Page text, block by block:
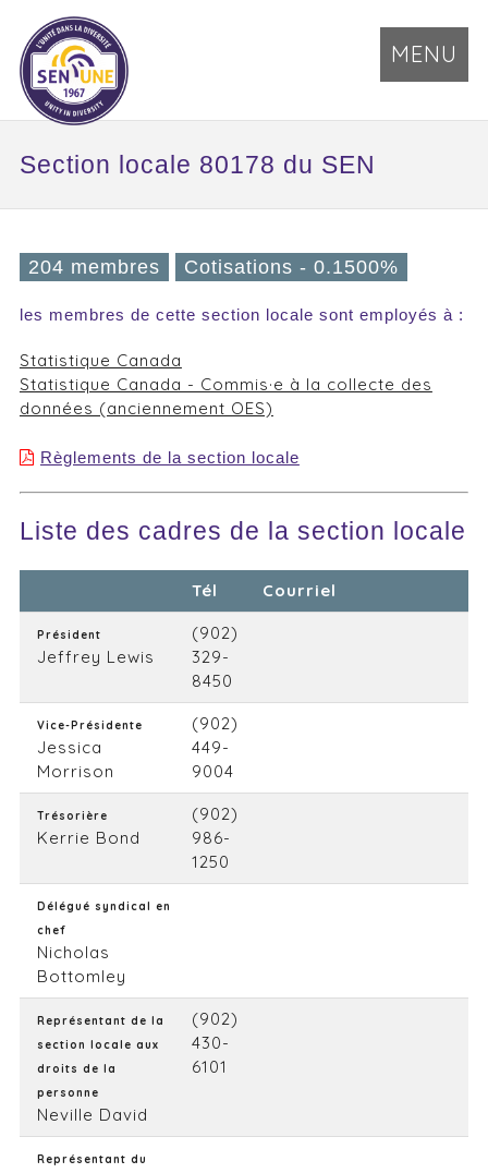
MENU
Section locale 80178 du SEN
204 membres Cotisations - 0.1500%
les membres de cette section locale sont employés à :
Statistique Canada
Statistique Canada - Commis·e à la collecte des
données (anciennement OES)
Règlements de la section locale
Liste des cadres de la section locale
Tél Courriel
Président
Jeffrey Lewis
(902)
329-
8450
Vice-Présidente
Jessica
Morrison
(902)
449-
9004
Trésorière
Kerrie Bond
(902)
986-
1250
Délégué syndical en
chef
Nicholas
Bottomley
Représentant de la
section locale aux
droits de la
personne
Neville David
(902)
430-
6101
Représentant du